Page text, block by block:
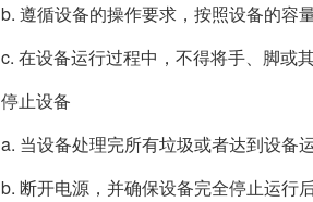
b. 遵循设备的操作要求，按照设备的容
c. 在设备运行过程中，不得将手、脚或
停止设备
a. 当设备处理完所有垃圾或者达到设备
b. 断开电源，并确保设备完全停止运行